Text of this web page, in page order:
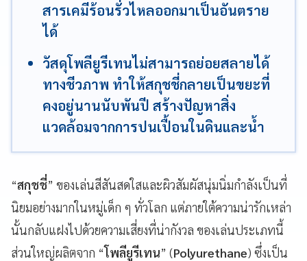
สารเคมีร้อนรั่วไหลออกมาเป็นอันตราย
ได้
วัสดุโพลียูรีเทนไม่สามารถย่อยสลายได้
ทางชีวภาพ ทำให้สกุชชี่กลายเป็นขยะที่
คงอยู่นานนับพันปี สร้างปัญหาสิ่ง
แวดล้อมจากการปนเปื้อนในดินและน้ำ
“สกุชชี่” ของเล่นสีสันสดใสและผิวสัมผัสนุ่มนิ่มกำลังเป็นที่
นิยมอย่างมากในหมู่เด็ก ๆ ทั่วโลก แต่ภายใต้ความน่ารักเหล่า
นั้นกลับแฝงไปด้วยความเสี่ยงที่น่ากังวล ของเล่นประเภทนี้
ส่วนใหญ่ผลิตจาก “โพลียูรีเทน” (Polyurethane) ซึ่งเป็น